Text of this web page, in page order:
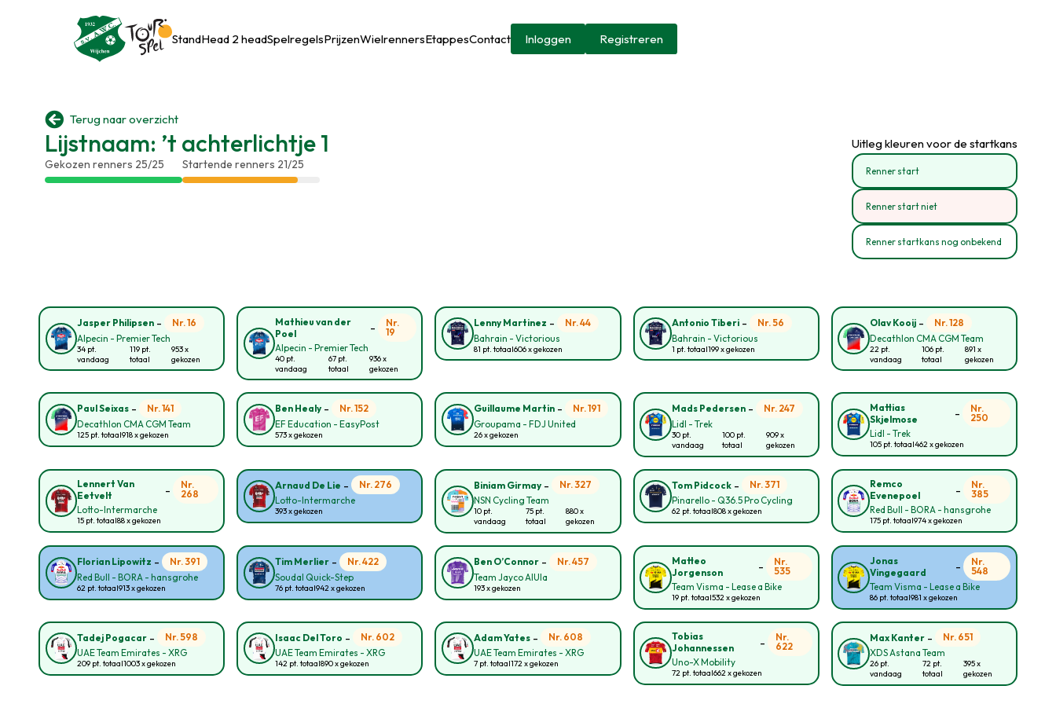
StandHead 2 headSpelregelsPrijzenWielrennersEtappesContact Inloggen Registreren
 Terug naar overzicht
Lijstnaam: ’t achterlichtje 1
Gekozen renners 25/25 Startende renners 21/25
Uitleg kleuren voor de startkans
Renner start
Renner start niet
Renner startkans nog onbekend
Jasper Philipsen -
Nr. 16
Alpecin - Premier Tech
34 pt.
vandaag
119 pt.
totaal
953 x
gekozen
Mathieu van der
Poel
-
Nr.
19
Alpecin - Premier Tech
40 pt.
vandaag
67 pt.
totaal
936 x
gekozen
Lenny Martinez -
Nr. 44
Bahrain - Victorious
81 pt. totaal606 x gekozen
Antonio Tiberi-
Nr. 56
Bahrain - Victorious
1 pt. totaal199 x gekozen
Olav Kooij-
Nr. 128
Decathlon CMA CGM Team
22 pt.
vandaag
106 pt.
totaal
891 x
gekozen
Paul Seixas -
Nr. 141
Decathlon CMA CGM Team
125 pt. totaal918 x gekozen
Ben Healy -
Nr. 152
EF Education - EasyPost
573 x gekozen
Guillaume Martin-
Nr. 191
Groupama - FDJ United
26 x gekozen
Mads Pedersen-
Nr. 247
Lidl - Trek
30 pt.
vandaag
100 pt.
totaal
909 x
gekozen
Mattias
Skjelmose
-
Nr.
250
Lidl - Trek
105 pt. totaal462 x gekozen
Lennert Van
Eetvelt
-
Nr.
268
Lotto-Intermarche
15 pt. totaal88 x gekozen
Arnaud De Lie -
Nr. 276
Lotto-Intermarche
393 x gekozen
Biniam Girmay-
Nr. 327
NSN Cycling Team
10 pt.
vandaag
75 pt.
totaal
880 x
gekozen
Tom Pidcock-
Nr. 371
Pinarello - Q36.5 Pro Cycling
62 pt. totaal808 x gekozen
Remco
Evenepoel
-
Nr.
385
Red Bull - BORA - hansgrohe
175 pt. totaal974 x gekozen
Florian Lipowitz -
Nr. 391
Red Bull - BORA - hansgrohe
62 pt. totaal913 x gekozen
Tim Merlier -
Nr. 422
Soudal Quick-Step
76 pt. totaal942 x gekozen
Ben O’Connor-
Nr. 457
Team Jayco AlUla
193 x gekozen
Matteo
Jorgenson
-
Nr.
535
Team Visma - Lease a Bike
19 pt. totaal532 x gekozen
Jonas
Vingegaard
-
Nr.
548
Team Visma - Lease a Bike
86 pt. totaal981 x gekozen
Tadej Pogacar -
Nr. 598
UAE Team Emirates - XRG
209 pt. totaal1003 x gekozen
Isaac Del Toro -
Nr. 602
UAE Team Emirates - XRG
142 pt. totaal890 x gekozen
Adam Yates-
Nr. 608
UAE Team Emirates - XRG
7 pt. totaal172 x gekozen
Tobias
Johannessen
-
Nr.
622
Uno-X Mobility
72 pt. totaal662 x gekozen
Max Kanter-
Nr. 651
XDS Astana Team
26 pt.
vandaag
72 pt.
totaal
395 x
gekozen